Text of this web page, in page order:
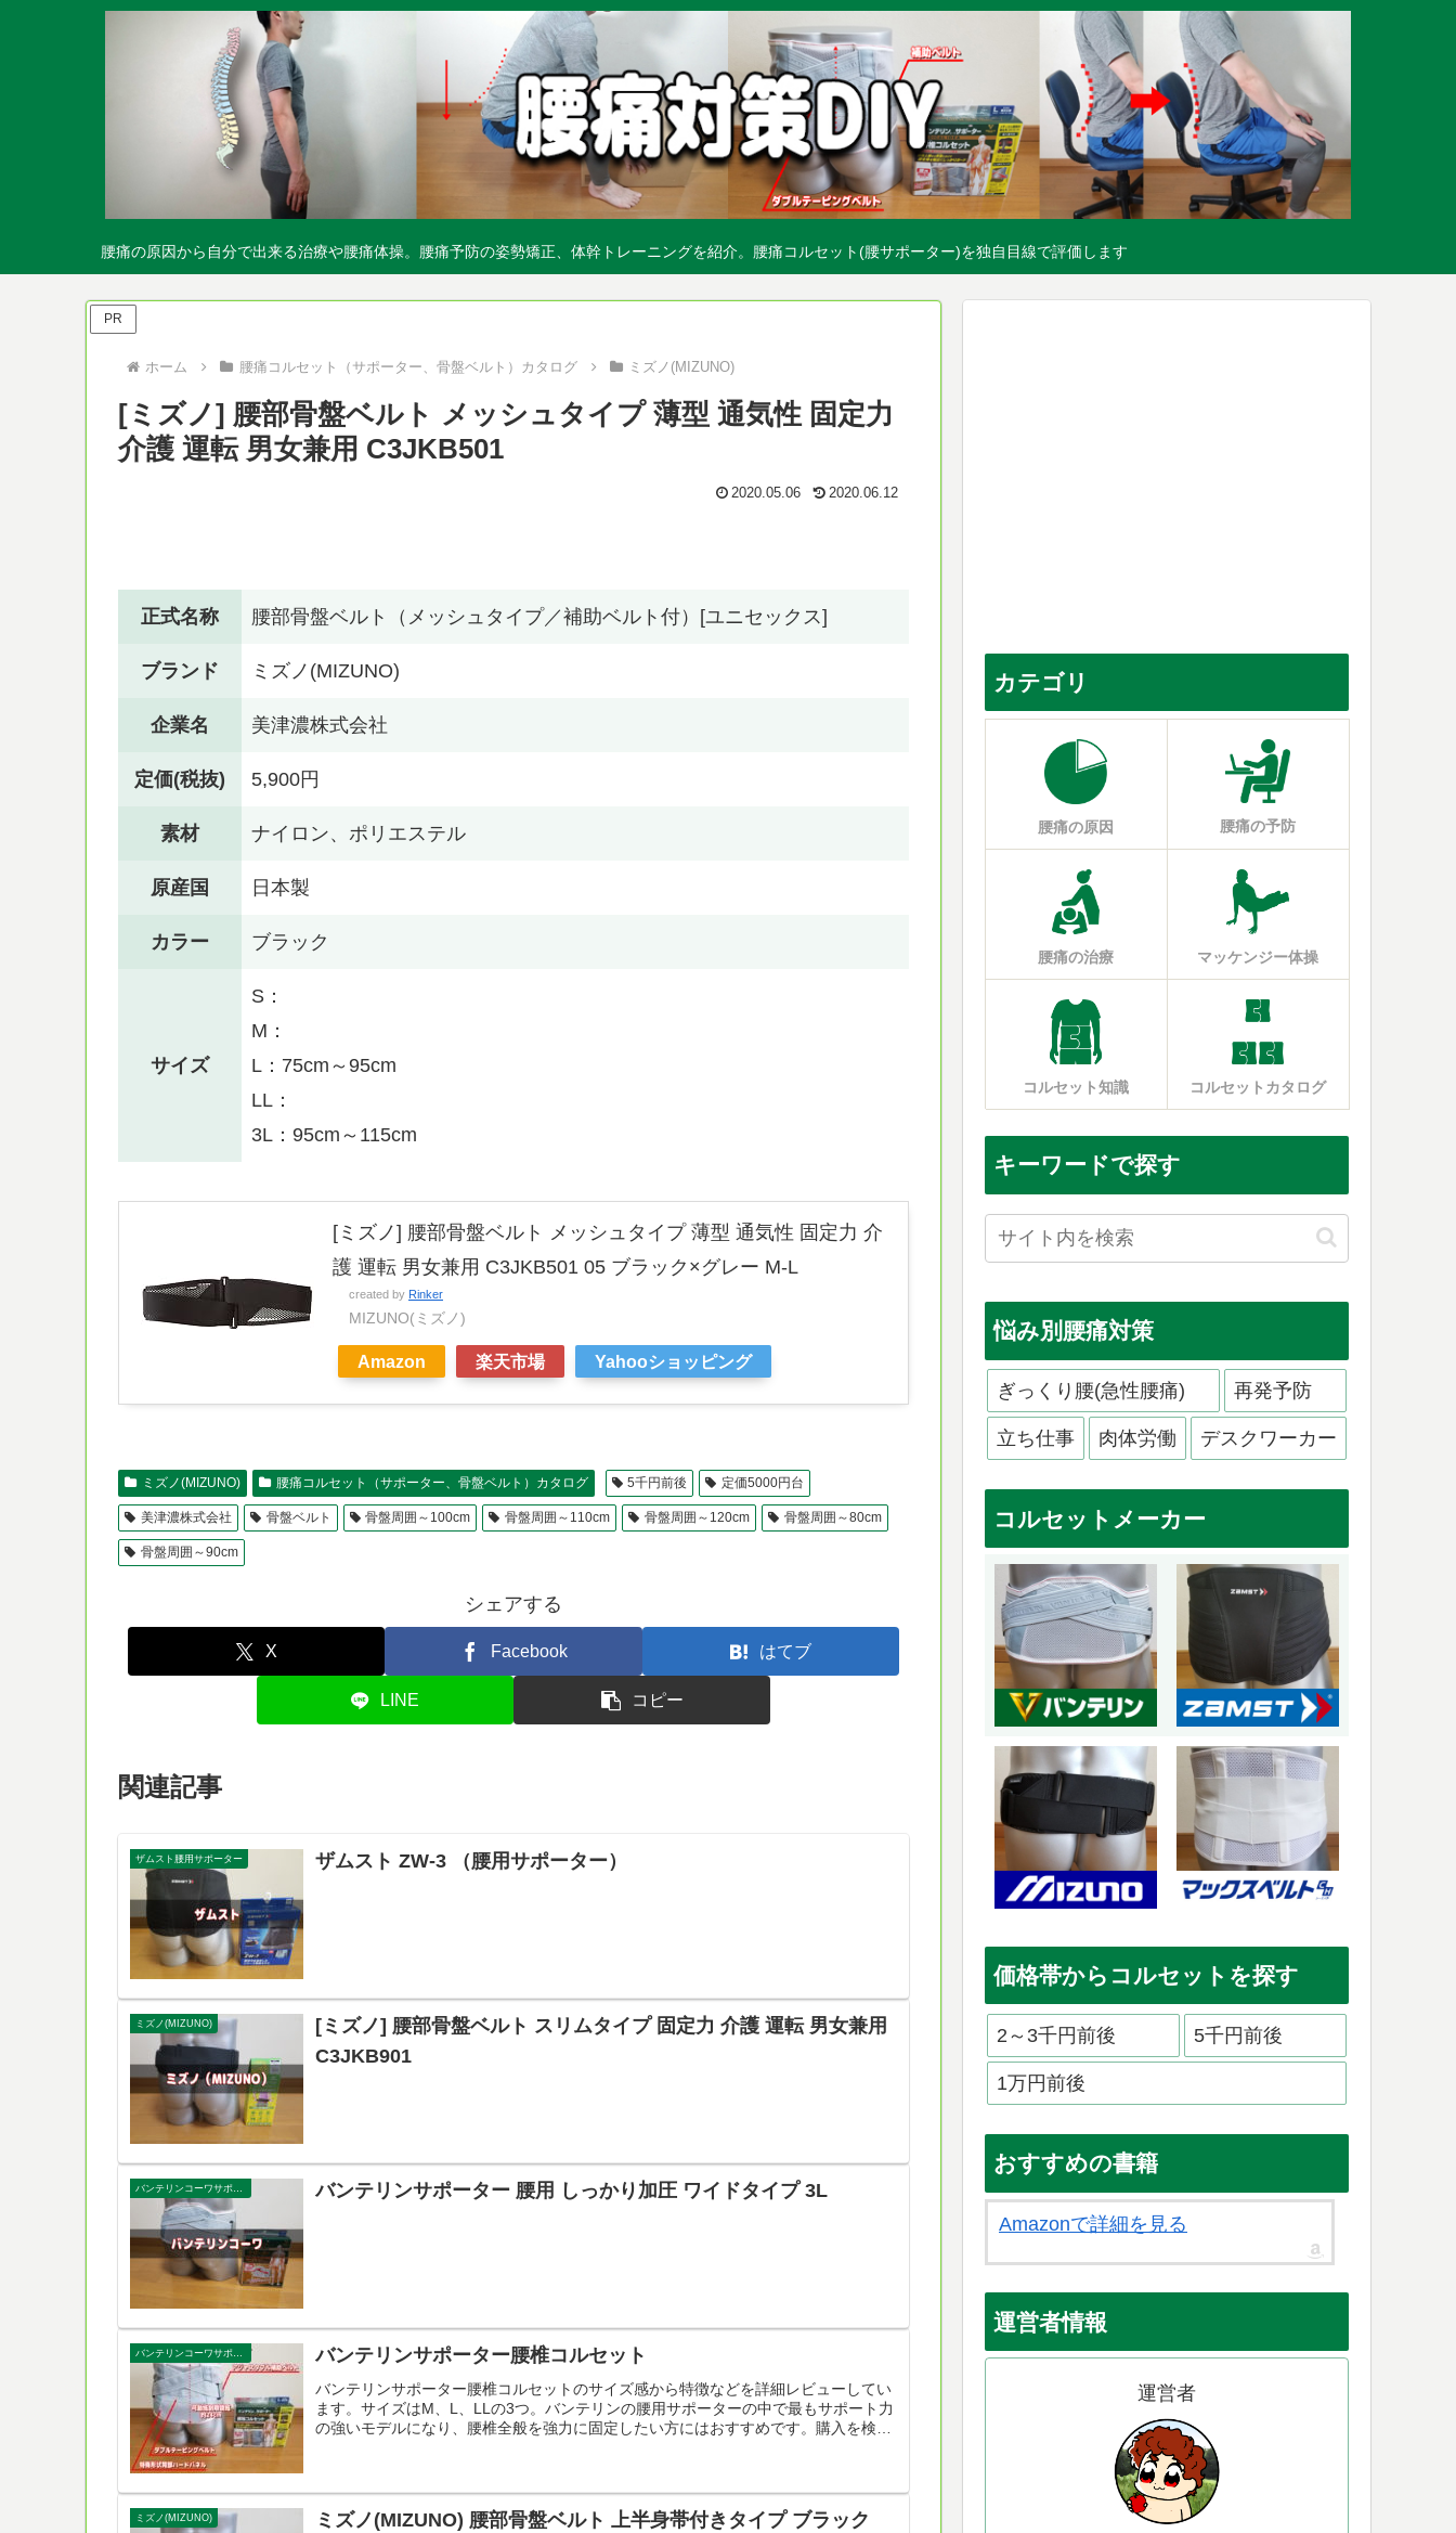
腰痛の原因から自分で出来る治療や腰痛体操。腰痛予防の姿勢矯正、体幹トレーニングを紹介。腰痛コルセット(腰サポーター)を独自目線で評価します
PR
ホーム 腰痛コルセット（サポーター、骨盤ベルト）カタログ ミズノ(MIZUNO)
[ミズノ] 腰部骨盤ベルト メッシュタイプ 薄型 通気性 固定力
介護 運転 男女兼用 C3JKB501
2020.05.06 2020.06.12
正式名称 腰部骨盤ベルト（メッシュタイプ／補助ベルト付）[ユニセックス]
ブランド ミズノ(MIZUNO)
企業名 美津濃株式会社
定価(税抜) 5,900円
素材 ナイロン、ポリエステル
原産国 日本製
カラー ブラック
サイズ
S：
M：
L：75cm～95cm
LL：
3L：95cm～115cm
[ミズノ] 腰部骨盤ベルト メッシュタイプ 薄型 通気性 固定力 介
護 運転 男女兼用 C3JKB501 05 ブラック×グレー M-L
created by Rinker
MIZUNO(ミズノ)
Amazon 楽天市場 Yahooショッピング
ミズノ(MIZUNO) 腰痛コルセット（サポーター、骨盤ベルト）カタログ 5千円前後 定価5000円台
美津濃株式会社 骨盤ベルト 骨盤周囲～100cm 骨盤周囲～110cm 骨盤周囲～120cm 骨盤周囲～80cm
骨盤周囲～90cm
シェアする
X Facebook はてブ
LINE コピー
関連記事
ザムスト腰用サポーター ザムスト ZW-3 （腰用サポーター）
ミズノ(MIZUNO)
[ミズノ] 腰部骨盤ベルト スリムタイプ 固定力 介護 運転 男女兼用
C3JKB901
バンテリンコーワサポーター バンテリンサポーター 腰用 しっかり加圧 ワイドタイプ 3L
バンテリンコーワサポーター バンテリンサポーター腰椎コルセット
バンテリンサポーター腰椎コルセットのサイズ感から特徴などを詳細レビューしてい
ます。サイズはM、L、LLの3つ。バンテリンの腰用サポーターの中で最もサポート力
の強いモデルになり、腰椎全般を強力に固定したい方にはおすすめです。購入を検討
ミズノ(MIZUNO)
ミズノ(MIZUNO) 腰部骨盤ベルト 上半身帯付きタイプ ブラック
カテゴリ
腰痛の原因 腰痛の予防
腰痛の治療 マッケンジー体操
コルセット知識 コルセットカタログ
キーワードで探す
悩み別腰痛対策
ぎっくり腰(急性腰痛) 再発予防
立ち仕事 肉体労働 デスクワーカー
コルセットメーカー
価格帯からコルセットを探す
2～3千円前後 5千円前後
1万円前後
おすすめの書籍
Amazonで詳細を見る
運営者情報
運営者